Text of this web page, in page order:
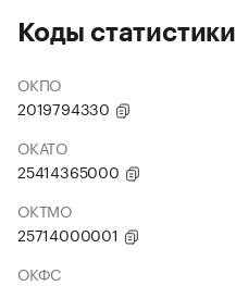
Коды статистики
ОКПО
2019794330
ОКАТО
25414365000
ОКТМО
25714000001
ОКФС